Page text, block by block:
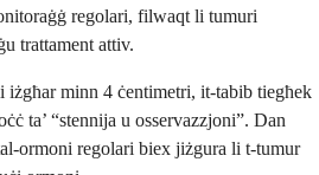
regolari, filwaqt li tumuri
trattament attiv.
minn 4 ċentimetri, it-tabib tiegħek
ta’ “stennija u osservazzjoni”. Dan
ormoni regolari biex jiżgura li t-tumur